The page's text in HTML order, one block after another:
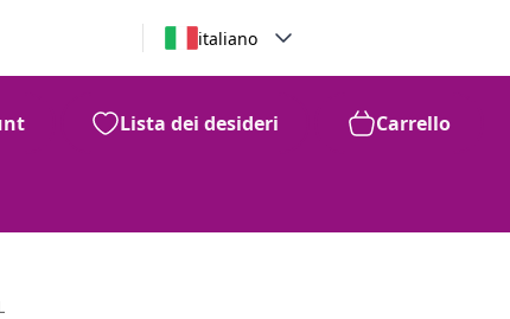
italiano
Lista dei desideri Carrello